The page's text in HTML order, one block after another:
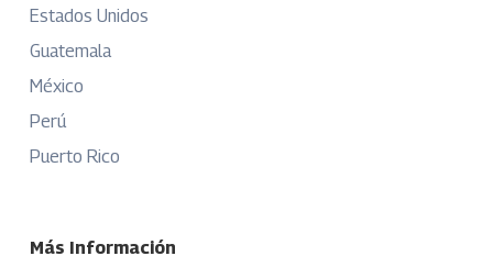
Estados Unidos
Guatemala
México
Perú
Puerto Rico
Más Información